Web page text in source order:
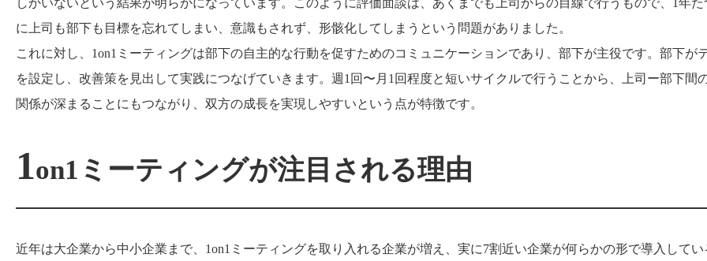
に上司も部下も目標を忘れてしまい、意識もされず、形骸化してしまうという問題がありました。
これに対し、1on1ミーティングは部下の自主的な行動を促すためのコミュニケーションであり、部下が主役です。部下が
を設定し、改善策を見出して実践につなげていきます。週1回〜月1回程度と短いサイクルで行うことから、上司ー部下間
関係が深まることにもつながり、双方の成長を実現しやすいという点が特徴です。
1on1ミーティングが注目される理由
近年は大企業から中小企業まで、1on1ミーティングを取り入れる企業が増え、実に7割近い企業が何らかの形で導入してい